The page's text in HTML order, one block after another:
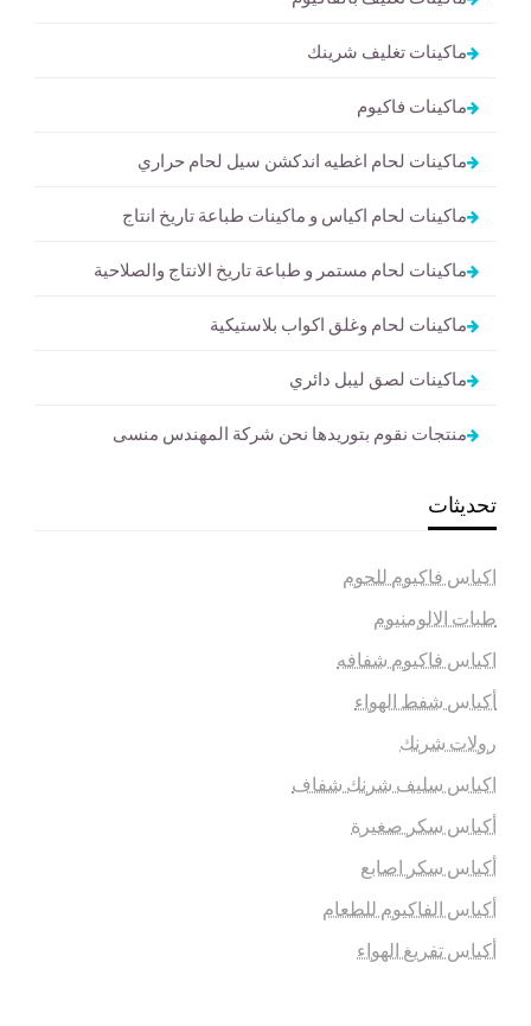
ماكينات تغليف شرينك
ماكينات فاكيوم
ماكينات لحام اغطيه اندكشن سيل لحام حراري
ماكينات لحام اكياس و ماكينات طباعة تاريخ انتاج
ماكينات لحام مستمر و طباعة تاريخ الانتاج والصلاحية
ماكينات لحام وغلق اكواب بلاستيكية
ماكينات لصق ليبل دائري
منتجات نقوم بتوريدها نحن شركة المهندس منسى
تحديثات
اكياس فاكيوم للحوم
طبات الالومنيوم
اكياس فاكيوم شفافه
أكياس شفط الهواء
رولات شرنك
اكياس سليف شرنك شفاف
أكياس سكر صغيرة
أكياس سكر اصابع
أكياس الفاكيوم للطعام
أكياس تفريغ الهواء